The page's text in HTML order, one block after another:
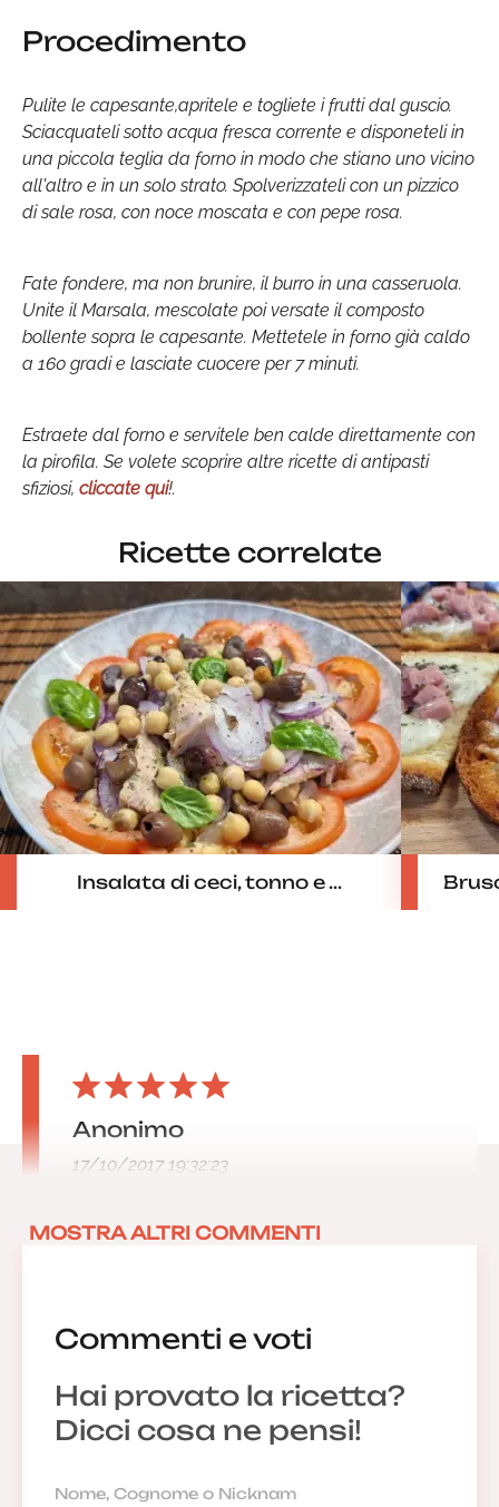
Procedimento
Pulite le capesante,apritele e togliete i frutti dal guscio.
Sciacquateli sotto acqua fresca corrente e disponeteli in
una piccola teglia da forno in modo che stiano uno vicino
all'altro e in un solo strato. Spolverizzateli con un pizzico
di sale rosa, con noce moscata e con pepe rosa.
Fate fondere, ma non brunire, il burro in una casseruola.
Unite il Marsala, mescolate poi versate il composto
bollente sopra le capesante. Mettetele in forno già caldo
a 160 gradi e lasciate cuocere per 7 minuti.
Estraete dal forno e servitele ben calde direttamente con
la pirofila. Se volete scoprire altre ricette di antipasti
sfiziosi, cliccate qui!.
Ricette correlate
Insalata di ceci, tonno e ...
Commenti e voti
Hai provato la ricetta?
Dicci cosa ne pensi!
Anonimo
17/10/2017 19:32:23
MOSTRA ALTRI COMMENTI